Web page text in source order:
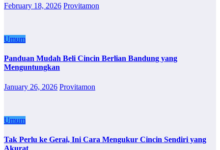
February 18, 2026 Provitamon
Umum
Panduan Mudah Beli Cincin Berlian Bandung yang
Menguntungkan
January 26, 2026 Provitamon
Umum
Tak Perlu ke Gerai, Ini Cara Mengukur Cincin Sendiri yang
Akurat